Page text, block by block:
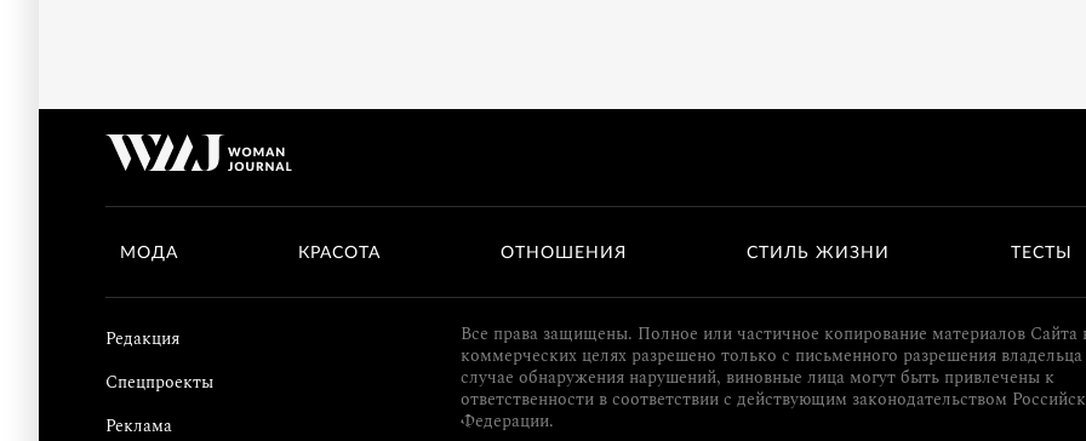
МОДА КРАСОТА ОТНОШЕНИЯ СТИЛЬ ЖИЗНИ ТЕСТЫ
Редакция
Спецпроекты
Реклама
Все права защищены. Полное или частичное копирование материалов Сайта
коммерческих целях разрешено только с письменного разрешения
случае обнаружения нарушений, виновные лица могут быть привлечены к
ответственности в соответствии с действующим законодательством
Федерации.